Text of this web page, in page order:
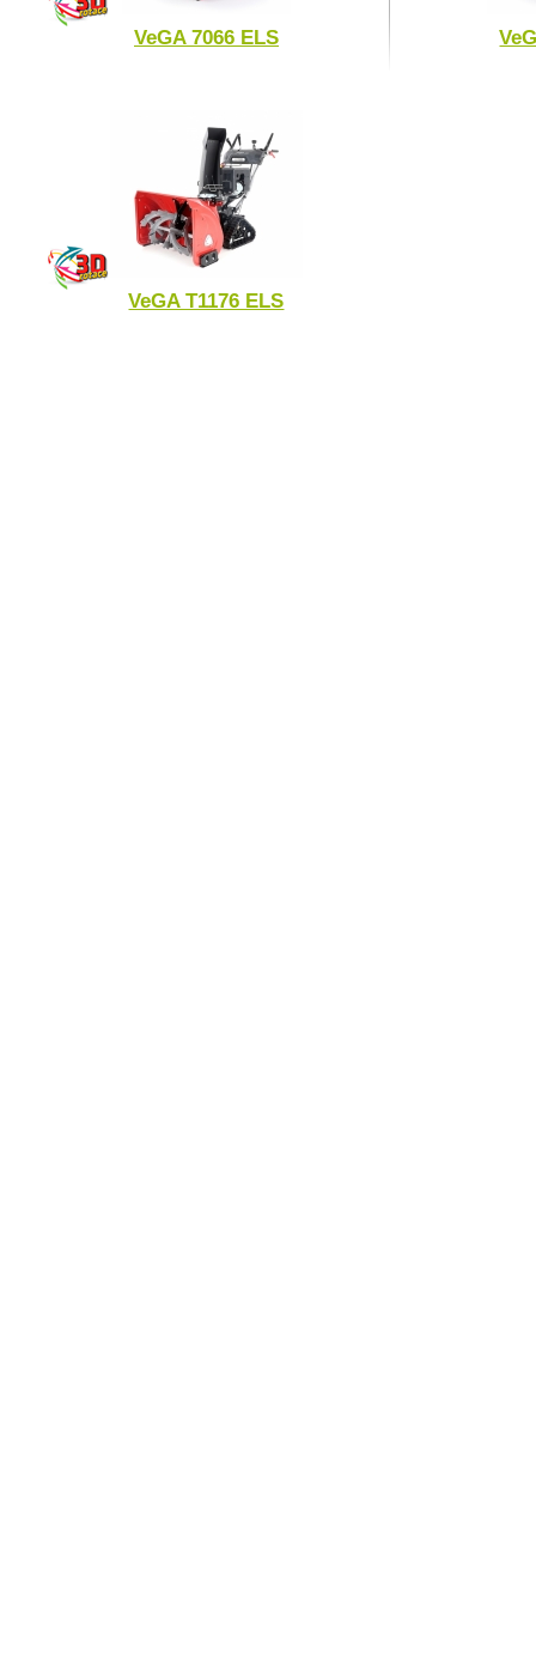
VeGA 7066 ELS
VeGA T1176 ELS